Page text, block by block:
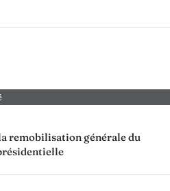
remobilisation générale du